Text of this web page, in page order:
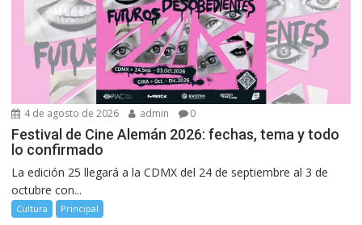
4 de agosto de 2026 admin 0
Festival de Cine Alemán 2026: fechas, tema y todo
lo confirmado
La edición 25 llegará a la CDMX del 24 de septiembre al 3 de
octubre con...
Cultura Principal